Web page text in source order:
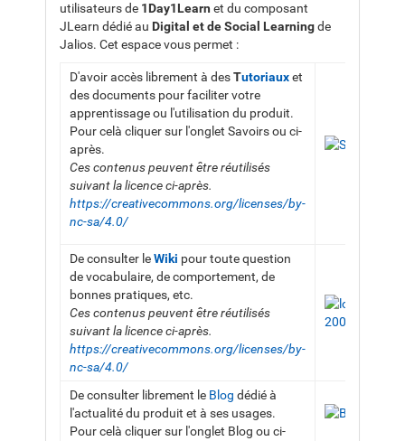
utilisateurs de 1Day1Learn et du composant
JLearn dédié au Digital et deSocial Learningde
Jalios. Cet espace vous permet :
D'avoir accès librement à desTutoriauxet
des documents pour faciliter votre
apprentissage ou l'utilisation du produit.
Pour celà cliquer sur l'onglet Savoirs ou ci-
après.
Ces contenus peuvent être réutilisés
suivant la licence ci-après.
https://creativecommons.org/licenses/by-
nc-sa/4.0/
De consulter leWiki pour toute question
de vocabulaire, de comportement, de
bonnes pratiques, etc.
Ces contenus peuvent être réutilisés
suivant la licence ci-après.
https://creativecommons.org/licenses/by-
nc-sa/4.0/
De consulter librement le Blog dédié à
l'actualité du produit et à ses usages.
Pour celà cliquer sur l'onglet Blog ou ci-